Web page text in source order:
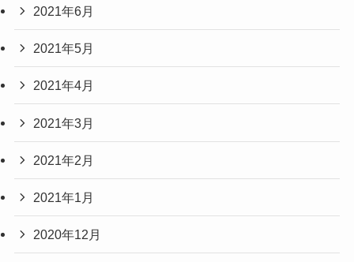
2021年6月
2021年5月
2021年4月
2021年3月
2021年2月
2021年1月
2020年12月